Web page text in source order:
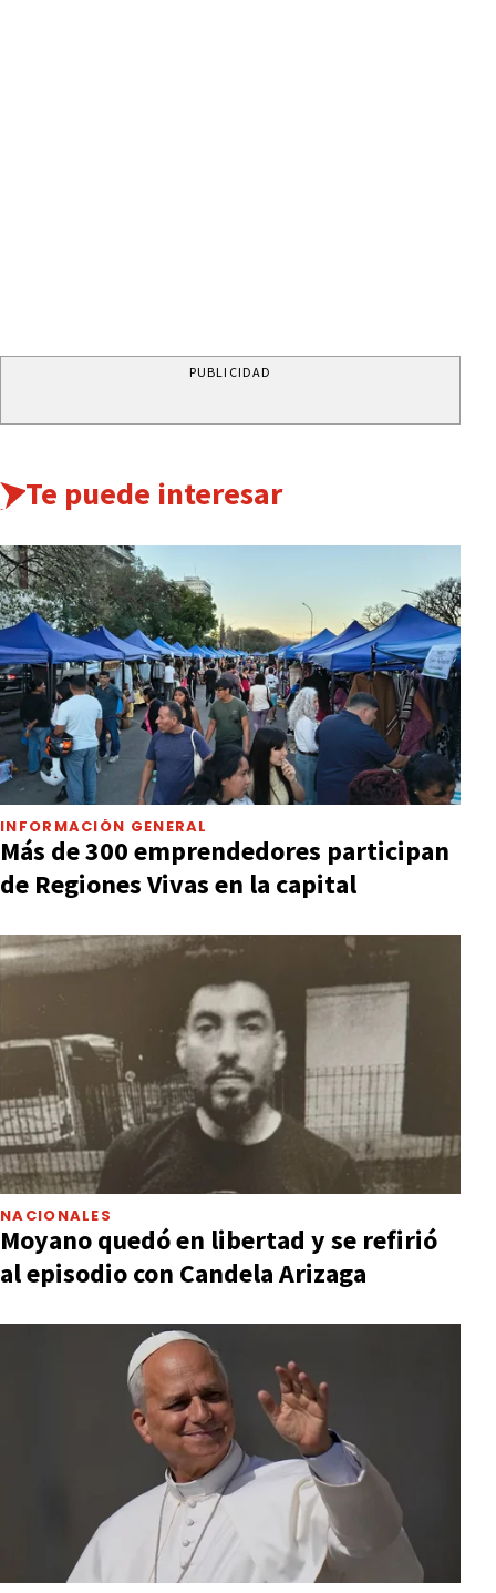
PUBLICIDAD
Te puede interesar
INFORMACIÓN GENERAL
Más de 300 emprendedores participan
de Regiones Vivas en la capital
NACIONALES
Moyano quedó en libertad y se refirió
al episodio con Candela Arizaga